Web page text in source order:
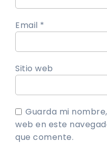
Email *
Sitio web
Guarda mi
web en este
que comente.